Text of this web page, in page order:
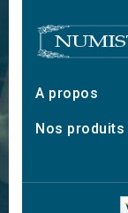
A propos
Nos produits